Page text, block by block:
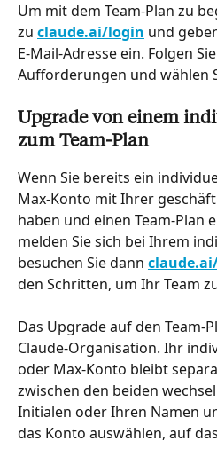
Um mit dem Team-Plan zu
zu claude.ai/login und
E-Mail-Adresse ein. Folgen
Aufforderungen und wählen
Upgrade von einem
zum Team-Plan
Wenn Sie bereits ein
Max-Konto mit Ihrer
haben und einen Team-Plan
melden Sie sich bei Ihrem
besuchen Sie dann
den Schritten, um Ihr Team
Das Upgrade auf den Team-
Claude-Organisation. Ihr
oder Max-Konto bleibt
zwischen den beiden
Initialen oder Ihren Namen
das Konto auswählen, auf